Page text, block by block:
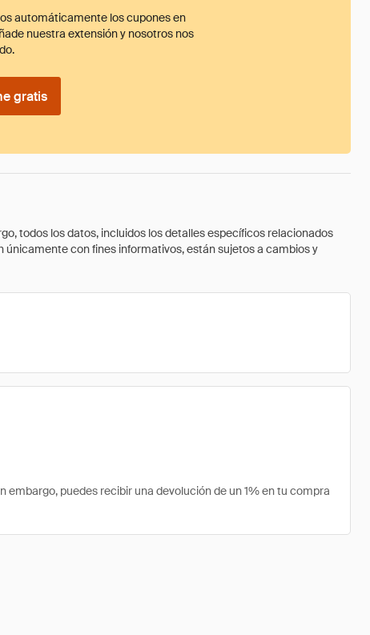
automáticamente los cupones en
nuestra extensión y nosotros nos
gratis
todos los datos, incluidos los detalles específicos relacionados
con fines informativos, están sujetos a cambios y
puedes recibir una devolución de un 1% en tu compra